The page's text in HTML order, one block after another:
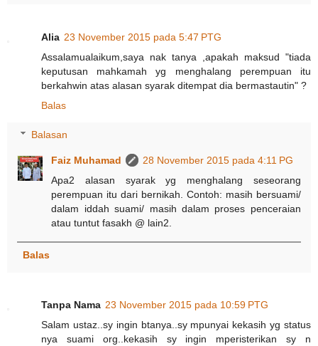
Alia 23 November 2015 pada 5:47 PTG
Assalamualaikum,saya nak tanya ,apakah maksud "tiada
keputusan mahkamah yg menghalang perempuan itu
berkahwin atas alasan syarak ditempat dia bermastautin" ?
Balas
Balasan
Faiz Muhamad
28 November 2015 pada 4:11 PG
Apa2 alasan syarak yg menghalang seseorang
perempuan itu dari bernikah. Contoh: masih bersuami/
dalam iddah suami/ masih dalam proses penceraian
atau tuntut fasakh @ lain2.
Balas
Tanpa Nama 23 November 2015 pada 10:59 PTG
Salam ustaz..sy ingin btanya..sy mpunyai kekasih yg status
nya suami org..kekasih sy ingin mperisterikan sy n